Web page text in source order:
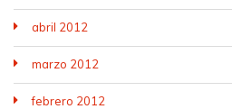
abril 2012
marzo 2012
febrero 2012